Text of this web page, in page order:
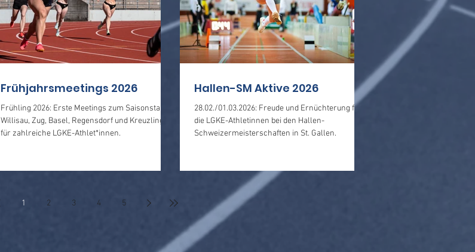
Frühjahrsmeetings 2026
Frühling 2026: Erste Meetings zum Saisonstart in
Willisau, Zug, Basel, Regensdorf und Kreuzlingen
für zahlreiche LGKE-Athlet*innen.
Hallen-SM Aktive 2026
28.02./01.03.2026: Freude und Ernüchterung für
die LGKE-Athletinnen bei den Hallen-
Schweizermeisterschaften in St. Gallen.
1 2 3 4 5